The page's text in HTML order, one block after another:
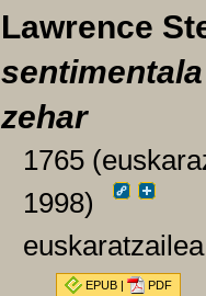
Lawrence
zehar
1765
1998)
EPUB| PDF